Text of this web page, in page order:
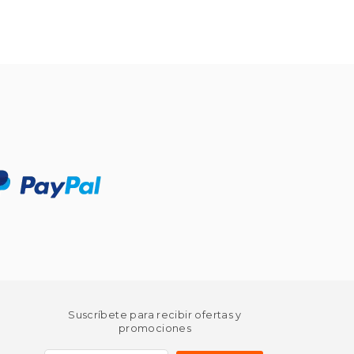
Suscríbete para recibir ofertas y
promociones